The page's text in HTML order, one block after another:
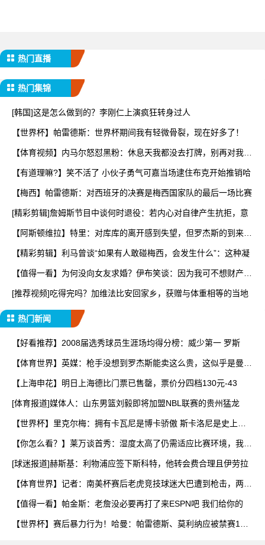
热门直播
热门集锦
[韩国]这是怎么做到的？李刚仁上演疯狂转身过人
【世界杯】帕雷德斯：世界杯期间我有轻微骨裂，现在好多了！
【体育视频】内马尔怒怼黑粉：休息天我都没去打牌，别再对我指
【有道理嘛?】笑不活了 小伙子勇气可嘉当场逮住布克开始推销哈
【梅西】帕雷德斯：对西班牙的决赛是梅西国家队的最后一场比赛
[精彩剪辑]詹姆斯节目中谈何时退役：若内心对自律产生抗拒，意
【阿斯顿维拉】特里：对库库的离开感到失望，但罗杰斯的到来又
【精彩剪辑】利马曾谈“如果有人敢碰梅西，会发生什么”：这种凝
【值得一看】为何没向女友求婚？伊布笑谈：因为我可不想财产被
[推荐视频]吃得完吗？加维法比安回家乡，获赠与体重相等的当地
热门新闻
【好看推荐】2008届选秀球员生涯场均得分榜：威少第一 罗斯
【体育世界】英媒：枪手没想到罗杰斯能卖这么贵，这似乎是曼城
【上海申花】明日上海德比门票已售罄，票价分四档130元-43
[体育报道]媒体人：山东男篮刘毅即将加盟NBL联赛的贵州猛龙
【世界杯】里克尔梅：拥有卡瓦尼是博卡骄傲 斯卡洛尼是史上最
【你怎么看？】莱万谈首秀：湿度太高了仍需适应比赛环境，我还
[球迷报道]赫斯基：利物浦应签下斯科特，他转会费合理且伊劳拉
【体育世界】记者：南美杯赛后老虎竞技球迷大巴遭到枪击，两人
【值得一看】帕金斯：老詹没必要再打了来ESPN吧 我们给你的
【世界杯】赛后暴力行为！哈曼：帕雷德斯、莫利纳应被禁赛1